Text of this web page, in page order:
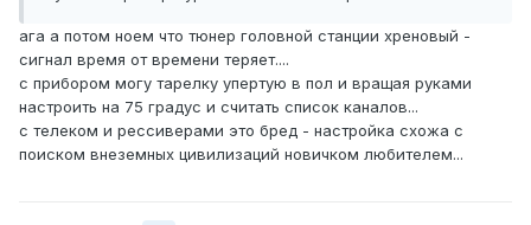
ага а потом ноем что тюнер головной станции хреновый -
сигнал время от времени теряет....
с прибором могу тарелку упертую в пол и вращая руками
настроить на 75 градус и считать список каналов...
с телеком и рессиверами это бред - настройка схожа с
поиском внеземных цивилизаций новичком любителем...